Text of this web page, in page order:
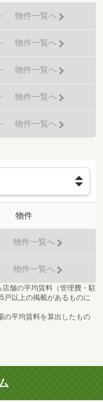
- 物件一覧へ
- 物件一覧へ
- 物件一覧へ
- 物件一覧へ
- 物件一覧へ
物件
物件一覧へ
物件一覧へ
舗の平均賃料（管理費・駐
戸以上の掲載があるものに
の平均賃料を算出したもの